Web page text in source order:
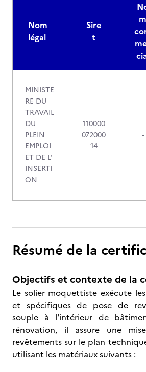
Nom
légal
Sire
t
m
MINISTE
RE DU
TRAVAIL
DU
PLEIN
EMPLOI
ET DE L'
INSERTI
ON
110000
072000
14
-
Résumé de la
Objectifs et contexte de la
Le solier moquettiste exécute
et spécifiques de pose de
souple à l'intérieur de
rénovation, il assure une
revêtements sur le plan
utilisant les matériaux suivants :